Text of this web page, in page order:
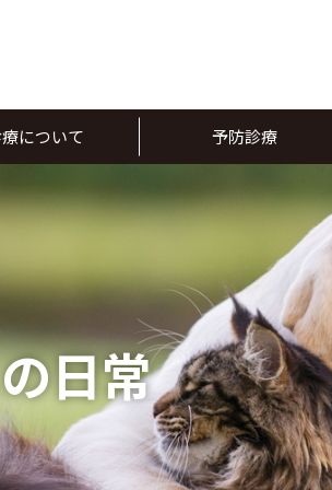
について 予防診療
日常